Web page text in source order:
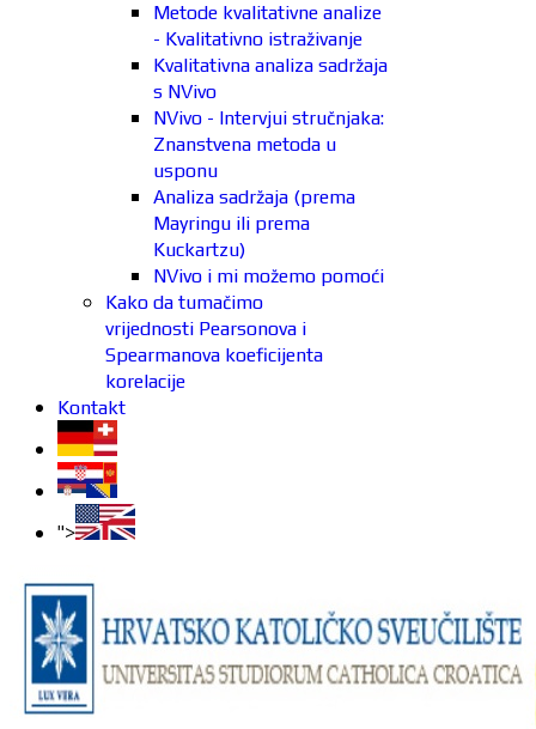
Metode kvalitativne analize
- Kvalitativno istraživanje
Kvalitativna analiza sadržaja
s NVivo
NVivo - Intervjui stručnjaka:
Znanstvena metoda u
usponu
Analiza sadržaja (prema
Mayringu ili prema
Kuckartzu)
NVivo i mi možemo pomoći
Kako da tumačimo
vrijednosti Pearsonova i
Spearmanova koeficijenta
korelacije
Kontakt
">